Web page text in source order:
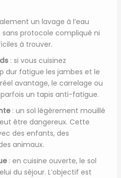
un lavage à l’eau
protocole compliqué ni
à trouver.
: si vous cuisinez
dur fatigue les jambes et le
avantage, le carrelage ou
un tapis anti-fatigue.
: un sol légèrement mouillé
être dangereux. Cette
des enfants, des
animaux.
: en cuisine ouverte, le sol
du séjour. L’objectif est